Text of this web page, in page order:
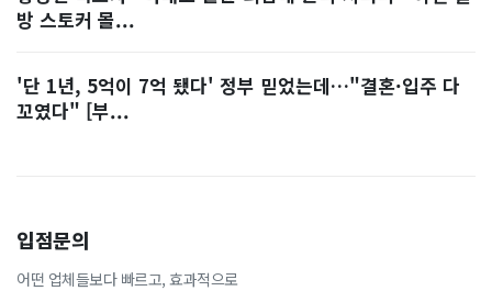
방 스토커 몰...
'단 1년, 5억이 7억 됐다' 정부 믿었는데…"결혼·입주 다
꼬였다" [부...
입점문의
어떤 업체들보다 빠르고, 효과적으로